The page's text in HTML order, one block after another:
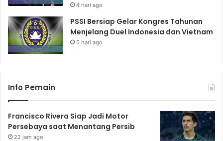
4 hari ago
PSSI Bersiap Gelar Kongres Tahunan
Menjelang Duel Indonesia dan Vietnam
5 hari ago
Info Pemain
Francisco Rivera Siap Jadi Motor
Persebaya saat Menantang Persib
22 jam ago